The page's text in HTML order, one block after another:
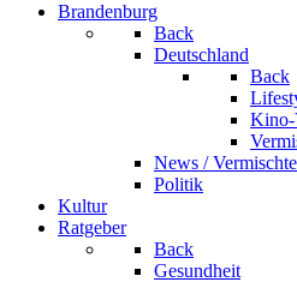
Brandenburg
Back
Deutschland
Back
News /
Politik
Kultur
Ratgeber
Back
Gesundheit